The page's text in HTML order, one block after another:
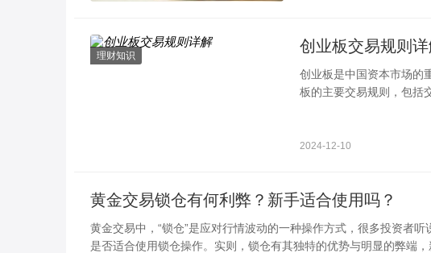
理财知识
创业板交易规则
创业板是中国资本市场的
板的主要交易规则，包括
2024-12-10
黄金交易锁仓有何利弊？新手适合使用吗？
黄金交易中，“锁仓”是应对行情波动的一种操作方式，很多投资者
是否适合使用锁仓操作。实则，锁仓有其独特的优势与明显的弊端